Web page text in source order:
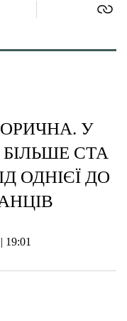
У
СТА
ОДНІЄЇ ДО
19:01